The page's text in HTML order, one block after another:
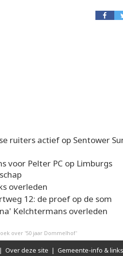
ruiters actief op Sentower
voor Pelter PC op Limburgs
overleden
12: de proef op de som
Kelchtermans overleden
over '50 jaar Dommelhof'
| Over deze site | Gemeente-info & links